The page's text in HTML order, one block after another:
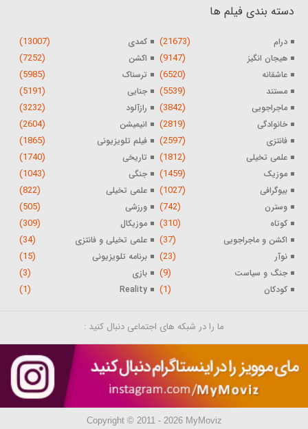
دسته بندی فیلم ها
درام (21673) کمدی (13007)
هیجان انگیز (9147) اکشن (7252)
عاشقانه (6520) ترسناک (5985)
مستند (5539) جنایی (5191)
ماجراجویی (3842) رازآلود (3232)
خانوادگی (2819) انیمیشن (2604)
فانتزی (2597) فیلم تلویزیونی (1865)
علمی تخیلی (1812) تاریخی (1740)
موزیک (1459) جنگی (1043)
بیوگرافی (1027) علمی تخیلی (822)
وسترن (742) ورزشی (505)
کوتاه (310) موزیکال (309)
اکشن و ماجراجویی (37) علمی تخیلی و فانتزی (34)
نوآر (23) برنامه تلویزیونی (15)
جنگ و سیاست (9) بازی (3)
کودکان (1)
Reality
(1)
ما را در شبکه های اجتماعی دنبال کنید :
Copyright © 2011 - 2026 MyMoviz